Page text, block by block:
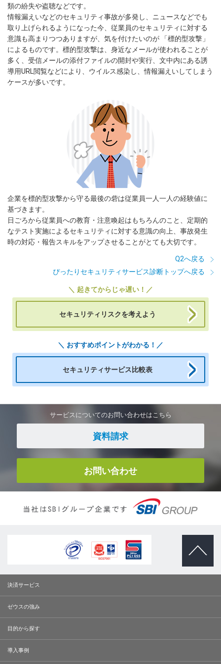
類の紛失や盗聴などです。
情報漏えいなどのセキュリティ事故が多発し、ニュースなどでも
取り上げられるようになった今、従業員のセキュリティに対する
意識も高まりつつありますが、気を付けたいのが 「標的型攻撃」
によるものです。標的型攻撃は、身近なメールが使われることが
多く、受信メールの添付ファイルの開封や実行、文中内にある誘
導用URL閲覧などにより、ウイルス感染し、情報漏えいしてしまう
ケースが多いです。
企業を標的型攻撃から守る最後の砦は従業員一人一人の経験値に
基づきます。
日ごろから従業員への教育・注意喚起はもちろんのこと、定期的
なテスト実施によるセキュリティに対する意識の向上、事故発生
時の対応・報告スキルをアップさせることがとても大切です。
Q2へ戻る
ぴったりセキュリティサービス診断トップへ戻る
＼ 起きてからじゃ遅い！／
セキュリティリスクを考えよう
＼ おすすめポイントがわかる！／
セキュリティサービス比較表
サービスについてのお問い合わせはこちら
資料請求
お問い合わせ
決済サービス
ゼウスの強み
目的から探す
導入事例